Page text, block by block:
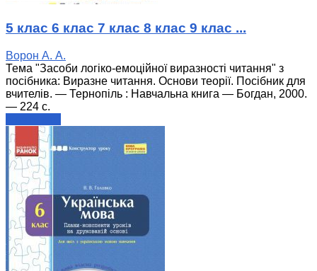
5 клас 6 клас 7 клас 8 клас 9 клас ...
Ворон А. А.
Тема "Засоби логіко-емоційної виразності читання" з
посібника: Виразне читання. Основи теорії. Посібник для
вчителів. — Тернопіль : Навчальна книга — Богдан, 2000.
— 224 с.